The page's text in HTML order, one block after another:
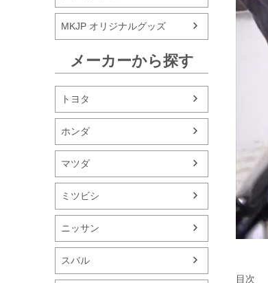
MKJP オリジナルグッズ
メーカーから探す
トヨタ
ホンダ
マツダ
ミツビシ
ニッサン
スバル
目次